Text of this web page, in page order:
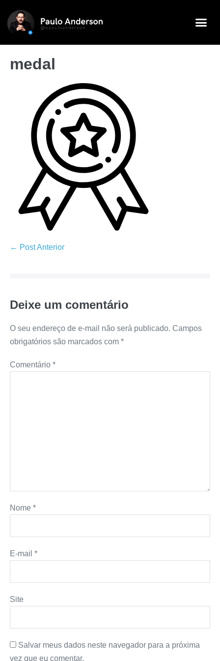
medal
← Post Anterior
Deixe um comentário
O seu endereço de e-mail não será publicado. Campos
obrigatórios são marcados com *
Comentário *
Nome *
E-mail *
Site
Salvar meus dados neste navegador para a próxima
vez que eu comentar.